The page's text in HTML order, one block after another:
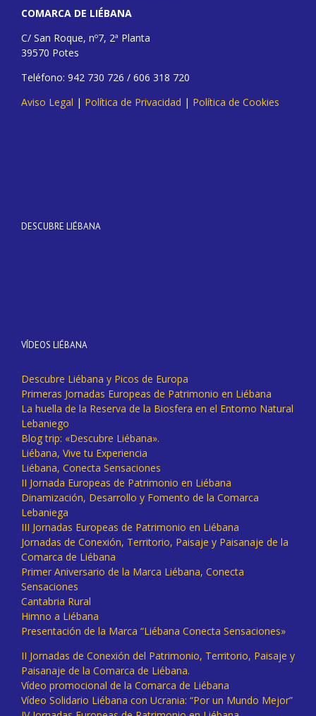
COMARCA DE LIÉBANA
C/ San Roque, nº7, 2ª Planta
39570 Potes
Teléfono: 942 730 726 / 606 318 720
Aviso Legal | Política de Privacidad | Política de Cookies
DESCUBRE LIÉBANA
VÍDEOS LIÉBANA
Descubre Liébana y Picos de Europa
Primeras Jornadas Europeas de Patrimonio en Liébana
La huella de la Reserva de la Biosfera en el Entorno Natural
Lebaniego
Blog trip: «Descubre Liébana».
Liébana, Vive tu Experiencia
Liébana, Conecta Sensaciones
II Jornada Europeas de Patrimonio en Liébana
Dinamización, Desarrollo y Fomento de la Comarca
Lebaniega
III Jornadas Europeas de Patrimonio en Liébana
Jornadas de Conexión, Territorio, Paisaje y Paisanaje de la
Comarca de Liébana
Primer Aniversario de la Marca Liébana, Conecta
Sensaciones
Cantabria Rural
Himno a Liébana
Presentación de la Marca “Liébana Conecta Sensaciones»
II Jornadas de Conexión del Patrimonio, Territorio, Paisaje y
Paisanaje de la Comarca de Liébana.
Vídeo promocional de la Comarca de Liébana
Vídeo Solidario Liébana con Ucrania: “Por un Mundo Mejor”